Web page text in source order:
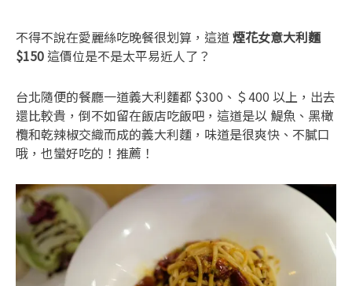
不得不說在愛麗絲吃晚餐很划算，這道煙花女意大利麵
$150 這價位是不是太平易近人了？
台北隨便的餐廳一道義大利麵都 $300、＄400 以上，出去
還比較貴，倒不如留在飯店吃飯吧，這道是以 鯷魚、黑橄
欖和乾辣椒交織而成的義大利麵，味道是很爽快、不膩口
哦，也蠻好吃的！推薦！